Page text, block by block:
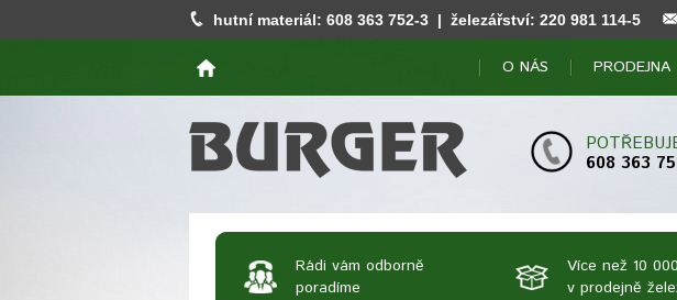
hutní materiál: 608 363 752-3 | železářství: 220 981 114-5
O NÁS PRODEJNA
608 363
Rádi vám odborně
poradíme
Více než 10
v prodejně